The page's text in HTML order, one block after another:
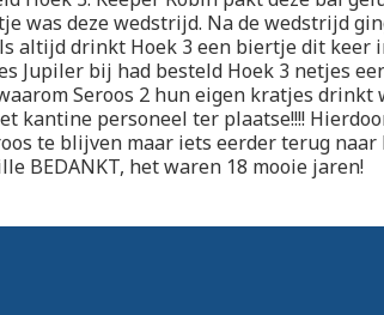
was deze wedstrijd. Na de wedstrijd
altijd drinkt Hoek 3 een biertje dit keer
Jupiler bij had besteld Hoek 3 netjes
Seroos 2 hun eigen kratjes
kantine personeel ter plaatse!!!!
te blijven maar iets eerder terug
BEDANKT, het waren 18 mooie jaren!